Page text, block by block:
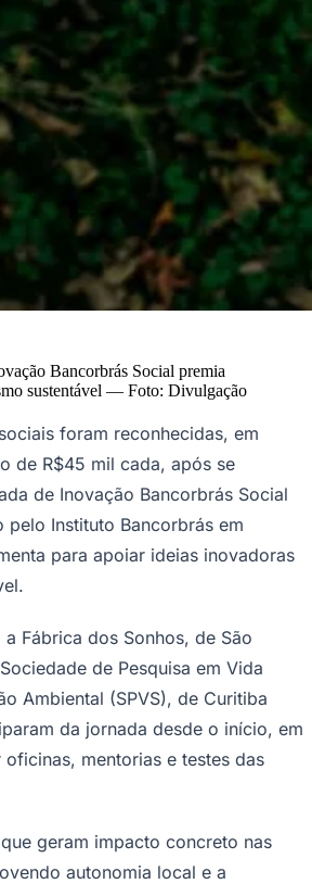
CarapicuíbaJandira Itapevi
Cajamar CaieirasFranco da
Taboão da Serra Embu das ArtesSão Roque
Novo
Bancorbrás Social premia
sustentável — Foto: Divulgação
foram reconhecidas, em
de R$45 mil cada, após se
de Inovação Bancorbrás Social
Instituto Bancorbrás em
para apoiar ideias inovadoras
Fábrica dos Sonhos, de São
de Pesquisa em Vida
Ambiental (SPVS), de Curitiba
da jornada desde o início, em
mentorias e testes das
geram impacto concreto nas
autonomia local e a